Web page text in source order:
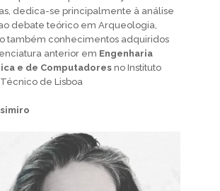
dedica-se principalmente à análise
debate teórico em Arqueologia,
também conhecimentos adquiridos
anterior em Engenharia
e de Computadores no Instituto
de Lisboa